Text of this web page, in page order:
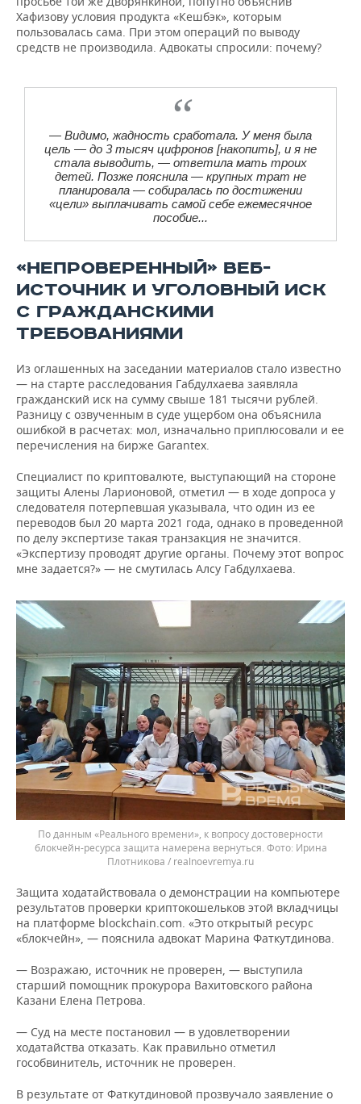
Хафизову условия продукта «Кешбэк», которым
пользовалась сама. При этом операций по выводу
средств не производила. Адвокаты спросили: почему?
— Видимо, жадность сработала. У меня была
цель — до 3 тысяч цифронов [накопить], и я не
стала выводить, — ответила мать троих
детей. Позже пояснила — крупных трат не
планировала — собиралась по достижении
«цели» выплачивать самой себе ежемесячное
пособие...
«НЕПРОВЕРЕННЫЙ» ВЕБ-
ИСТОЧНИК И УГОЛОВНЫЙ ИСК
С ГРАЖДАНСКИМИ
ТРЕБОВАНИЯМИ
Из оглашенных на заседании материалов стало известно
— на старте расследования Габдулхаева заявляла
гражданский иск на сумму свыше 181 тысячи рублей.
Разницу с озвученным в суде ущербом она объяснила
ошибкой в расчетах: мол, изначально приплюсовали и ее
перечисления на бирже Garantex.
Специалист по криптовалюте, выступающий на стороне
защиты Алены Ларионовой, отметил — в ходе допроса у
следователя потерпевшая указывала, что один из ее
переводов был 20 марта 2021 года, однако в проведенной
по делу экспертизе такая транзакция не значится.
«Экспертизу проводят другие органы. Почему этот вопрос
мне задается?» — не смутилась Алсу Габдулхаева.
По данным «Реального времени», к вопросу достоверности
блокчейн-ресурса защита намерена вернуться.
Ирина
Плотникова / realnoevremya.ru
Защита ходатайствовала о демонстрации на компьютере
результатов проверки криптокошельков этой вкладчицы
на платформе blockchain.com. «Это открытый ресурс
«блокчейн», — пояснила адвокат Марина Фаткутдинова.
— Возражаю, источник не проверен, — выступила
старший помощник прокурора Вахитовского района
Казани Елена Петрова.
— Суд на месте постановил — в удовлетворении
ходатайства отказать. Как правильно отметил
гособвинитель, источник не проверен.
В результате от Фаткутдиновой прозвучало заявление о